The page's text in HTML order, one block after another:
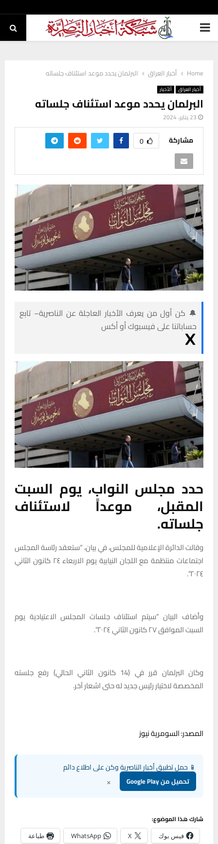
PRIMARY
Home أخبار العراق البرلمان يحدد موعد استئناف جلساته
أخبار العراق ألأخبار
البرلمان يحدد موعد استئناف جلساته
23 يناير، 2024
مشاركة 0
🔔 كن أول من يعرف الأخبار العاجلة عن الناصرية– تابع
حساباتنا على فيسبوك أو أكس
حدد مجلس النواب، يوم السبت
المقبل، موعداً لاستئناف
جلساته.
وقالت الدائرة الإعلامية للمجلس، في بيان، “ستعقد رئاسة المجلس
اجتماعات منتظمة مع اللجان النيابية يوم الاربعاء ٢٤ كانون الثاني
٢٠٢٤”.
وأضاف البيان “سيتم استئناف جلسات المجلس الاعتيادية يوم
السبت الموافق ٢٧ كانون الثاني ٢٠٢٤”.
وكان البرلمان قرر في (14 كانون الثاني الحالي) رفع جلسته
المخصصة لاختيار رئيس جديد له حتى اشعار آخر.
المصدر: السومرية نيوز
📱 حمل تطبيق أخبار الناصرية وكن على اطلاع دائم
تحميل من Google Play ×
شارك هذا الموضوع:
فيس بوك X
WhatsApp طباعة